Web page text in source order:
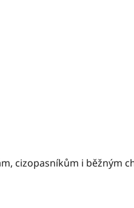
cizopasníkům i běžným